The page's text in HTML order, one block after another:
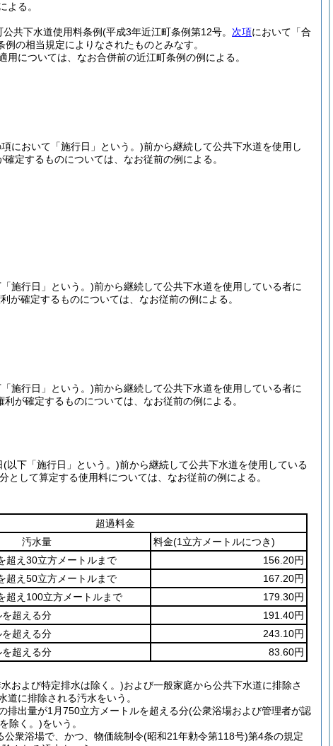
よる。
共下水道使用料条例(平成3年近江町条例第12号。 次項において「合
の相当規定によりなされたものとみなす。
については、なお合併前の近江町条例の例による。
において「施行日」という。)前から継続して公共下水道を使用し
定するものについては、なお従前の例による。
施行日」という。)前から継続して公共下水道を使用している者に
確定するものについては、なお従前の例による。
施行日」という。)前から継続して公共下水道を使用している者に
が確定するものについては、なお従前の例による。
(以下「施行日」という。)前から継続して公共下水道を使用している
して算定する使用料については、なお従前の例による。
超過料金
汚水量 料金(1立方メートルにつき)
超え30立方メートルまで
156.20円
超え50立方メートルまで
167.20円
超え100立方メートルまで
179.30円
超える分
191.40円
超える分
243.10円
超える分
83.60円
よび特定排水は除く。)および一般家庭から公共下水道に排除さ
に排除される汚水をいう。
出量が1月750立方メートルを超える分(公衆浴場および管理者が認
除く。)をいう。
衆浴場で、かつ、物価統制令(昭和21年勅令第118号)第4条の規定